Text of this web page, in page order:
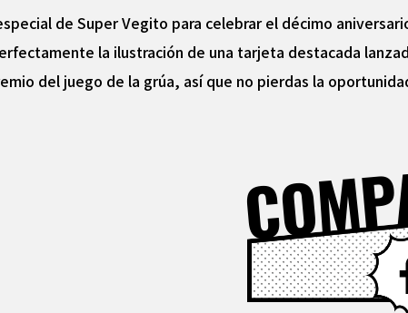
de Super Vegito para celebrar el décimo
la ilustración de una tarjeta destacada
del juego de la grúa, así que no pierdas la